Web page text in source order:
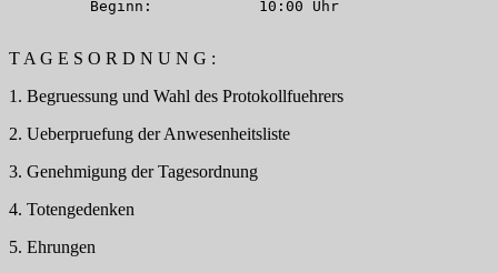
Beginn:            10:00 Uhr
T A G E S O R D N U N G :
1. Begruessung und Wahl des Protokollfuehrers
2. Ueberpruefung der Anwesenheitsliste
3. Genehmigung der Tagesordnung
4. Totengedenken
5. Ehrungen